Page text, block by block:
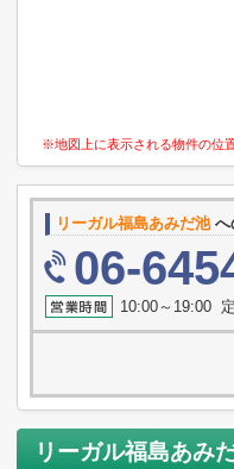
※地図上に表示される物件の位
リーガル福島あみだ池へ
06-
10:00～19:00
リーガル福島あみ